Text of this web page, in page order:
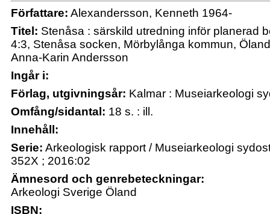
Författare: Alexandersson, Kenneth 1964-
Titel: Stenåsa : särskild utredning inför planerad
4:3, Stenåsa socken, Mörbylånga kommun,
Anna-Karin Andersson
Ingår i:
Förlag, utgivningsår: Kalmar : Museiarkeologi
Omfång/sidantal: 18 s. : ill.
Innehåll:
Serie: Arkeologisk rapport / Museiarkeologi
352X ; 2016:02
Ämnesord och genrebeteckningar:
Arkeologi Sverige Öland
ISBN: